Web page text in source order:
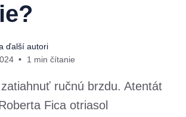
ďalší autori
1 min čítanie
ručnú brzdu. Atentát
Fica otriasol